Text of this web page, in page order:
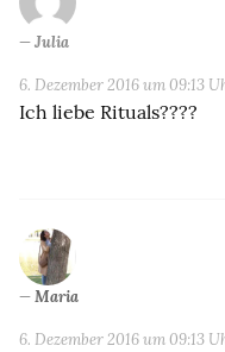
Julia
6. Dezember 2016 um 09:13
Ich liebe Rituals????
Maria
6. Dezember 2016 um 09:13